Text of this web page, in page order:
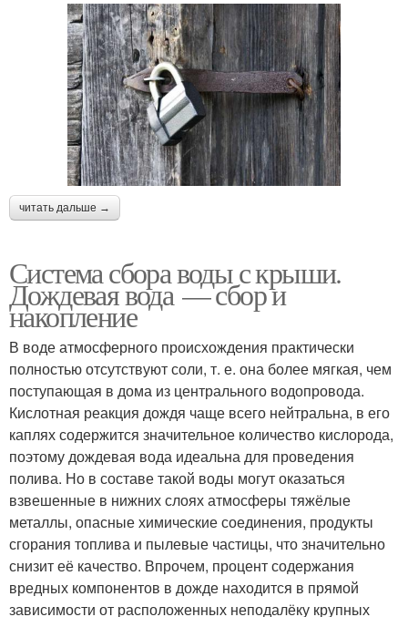
читать дальше →
Система сбора воды с крыши.
Дождевая вода — сбор и
накопление
В воде атмосферного происхождения практически
полностью отсутствуют соли, т. е. она более мягкая, чем
поступающая в дома из центрального водопровода.
Кислотная реакция дождя чаще всего нейтральна, в его
каплях содержится значительное количество кислорода,
поэтому дождевая вода идеальна для проведения
полива. Но в составе такой воды могут оказаться
взвешенные в нижних слоях атмосферы тяжёлые
металлы, опасные химические соединения, продукты
сгорания топлива и пылевые частицы, что значительно
снизит её качество. Впрочем, процент содержания
вредных компонентов в дожде находится в прямой
зависимости от расположенных неподалёку крупных